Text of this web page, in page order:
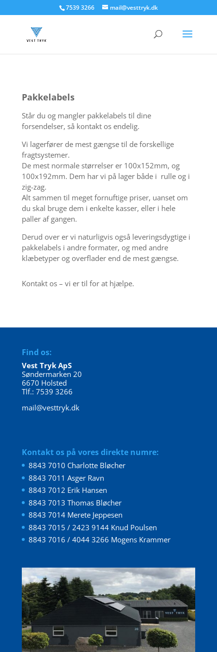
7539 3266 mail@vesttryk.dk
Pakkelabels
Står du og mangler pakkelabels til dine
forsendelser, så kontakt os endelig.
Vi lagerfører de mest gængse til de forskellige
fragtsystemer.
De mest normale størrelser er 100x152mm, og
100x192mm. Dem har vi på lager både i rulle og i
zig-zag.
Alt sammen til meget fornuftige priser, uanset om
du skal bruge dem i enkelte kasser, eller i hele
paller af gangen.
Derud over er vi naturligvis også leveringsdygtige i
pakkelabels i andre formater, og med andre
klæbetyper og overflader end de mest gængse.
Kontakt os – vi er til for at hjælpe.
Find os:
Vest Tryk ApS
Søndermarken 20
6670 Holsted
Tlf.: 7539 3266
mail@vesttryk.dk
Kontakt os på vores direkte numre:
8843 7010 Charlotte Bløcher
8843 7011 Asger Ravn
8843 7012 Erik Hansen
8843 7013 Thomas Bløcher
8843 7014 Merete Jeppesen
8843 7015 / 2423 9144 Knud Poulsen
8843 7016 / 4044 3266 Mogens Krammer